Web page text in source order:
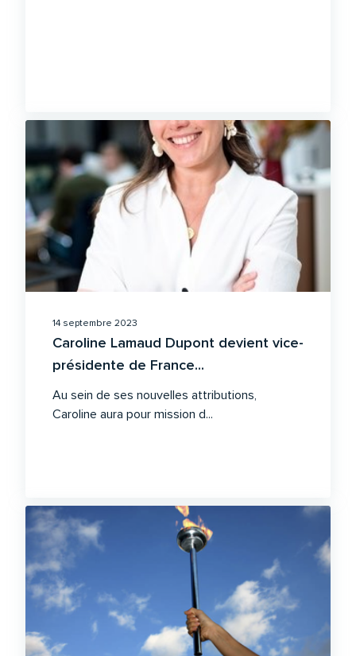
14 septembre 2023
Caroline Lamaud Dupont devient vice-
présidente de France...
Au sein de ses nouvelles attributions,
Caroline aura pour mission d...